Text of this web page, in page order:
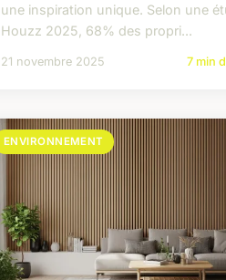
une inspiration unique. Selon une
Houzz 2025, 68% des propri...
21 novembre 2025 7 min
ENVIRONNEMENT